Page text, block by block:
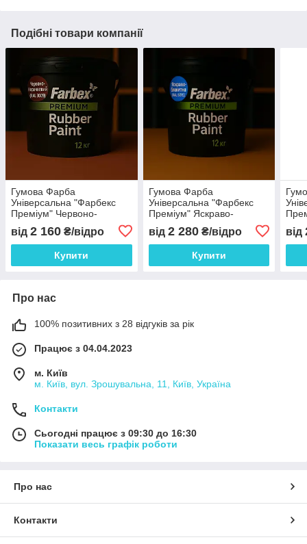
Подібні товари компанії
Гумова Фарба
Універсальна "Фарбекс
Преміум" Червоно-
Farbex RAL 3009, 12кг
від 2 160 ₴/відро
Купити
Гумова Фарба
Універсальна "Фарбекс
Преміум" Яскраво-
Farbex RAL 5015, 12кг
від 2 280₴/відро
Купити
12кг
від
Про нас
100% позитивних з 28 відгуків за рік
Працює з 04.04.2023
м. Київ
м. Київ, вул. Зрошувальна, 11, Київ, Україна
Контакти
Сьогодні працює з 09:30 до 16:30
Показати весь графік роботи
Про нас
Контакти